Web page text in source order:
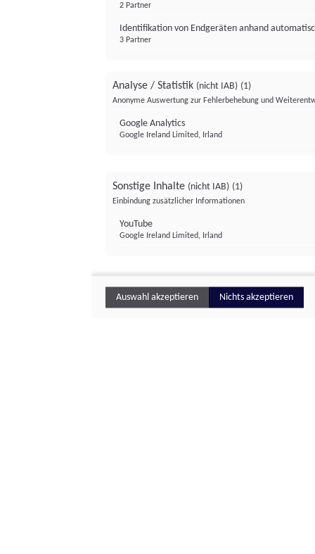
2 Partner
Identifikation von Endgeräten anhand
3 Partner
Analyse / Statistik (nicht IAB) (1)
Anonyme Auswertung zur Fehlerbehebung und
Google Analytics
Google Ireland Limited, Irland
Sonstige Inhalte (nicht IAB) (1)
Einbindung zusätzlicher Informationen
YouTube
Google Ireland Limited, Irland
Auswahl akzeptieren Nichts akzeptieren